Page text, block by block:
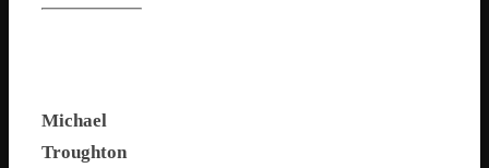
Michael
Troughton